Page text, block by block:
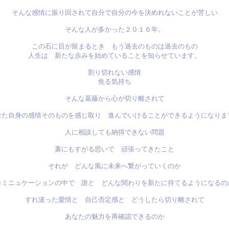
そんな感情に振り回されて自分で自分の今を決めれないことが苦しい
そんな人が多かった２０１６年。
この石に目が留まるとき もう過去のものは過去のもの
人生は 新たな歩みを始めていることを知らせています。
割り切れない感情
焦る気持ち
そんな葛藤から心が切り離されて
た自身の感情そのものを感じ取り 進んでいけることができるようになりま
人に相談しても納得できない問題
藁にもすがる思いで 頑張ってきたこと
それが どんな風に未来へ繋がっていくのか
ミニュケーションの中で 誰と どんな関わりを新たに持てるようになるの
すれ違った愛情と 自己否定感と どうしたら切り離されて
あなたの魅力を再確認できるのか